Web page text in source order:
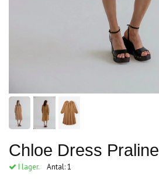
Chloe Dress Praline
I lager. Antal:1